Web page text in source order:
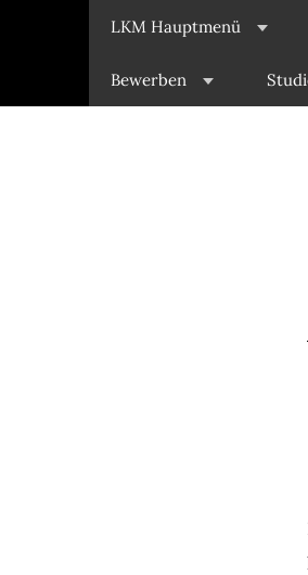
LKM Hauptmenü
Bewerben